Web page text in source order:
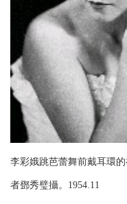
李彩娥跳芭蕾舞前戴耳環
者鄧秀璧攝。1954.11